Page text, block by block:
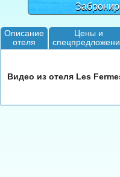
Описание
отеля
Цены и
Видео из отеля Les